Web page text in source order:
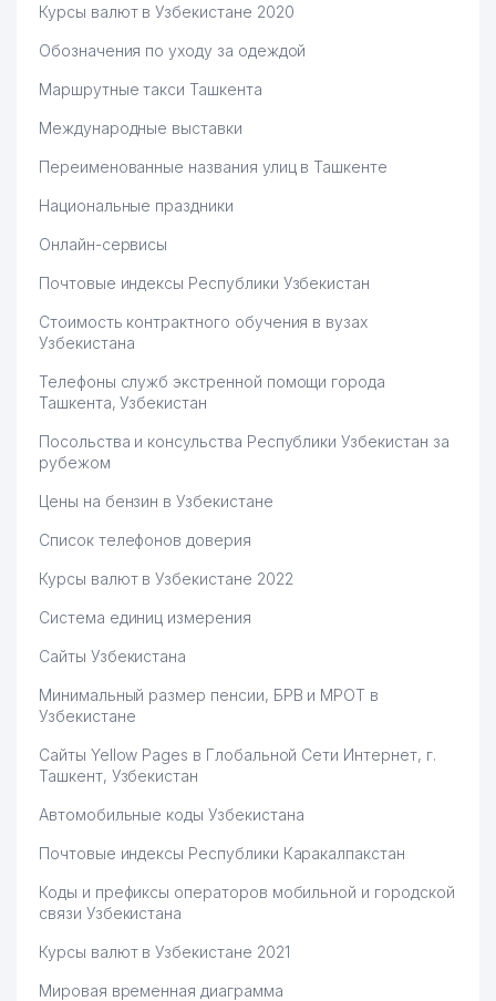
Курсы валют в Узбекистане 2020
Обозначения по уходу за одеждой
Маршрутные такси Ташкента
Международные выставки
Переименованные названия улиц в Ташкенте
Национальные праздники
Онлайн-сервисы
Почтовые индексы Республики Узбекистан
Стоимость контрактного обучения в вузах
Узбекистана
Телефоны служб экстренной помощи города
Ташкента, Узбекистан
Посольства и консульства Республики Узбекистан за
рубежом
Цены на бензин в Узбекистане
Список телефонов доверия
Курсы валют в Узбекистане 2022
Система единиц измерения
Сайты Узбекистана
Минимальный размер пенсии, БРВ и МРОТ в
Узбекистане
Сайты Yellow Pages в Глобальной Сети Интернет, г.
Ташкент, Узбекистан
Автомобильные коды Узбекистана
Почтовые индексы Республики Каракалпакстан
Коды и префиксы операторов мобильной и городской
связи Узбекистана
Курсы валют в Узбекистане 2021
Мировая временная диаграмма